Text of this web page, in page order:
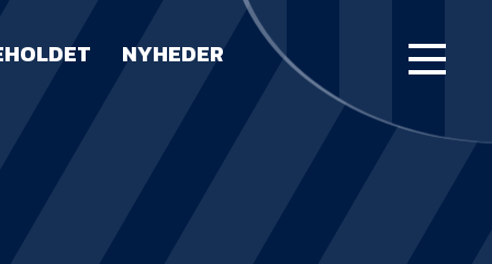
NYHEDER FORSIDE